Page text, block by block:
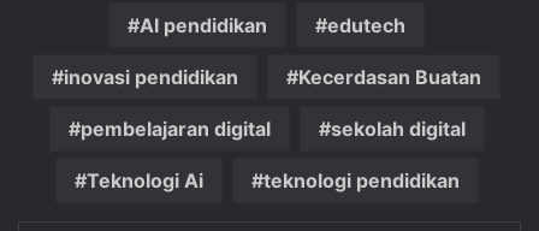
AI pendidikan edutech
inovasi pendidikan Kecerdasan Buatan
pembelajaran digital sekolah digital
Teknologi Ai teknologi pendidikan